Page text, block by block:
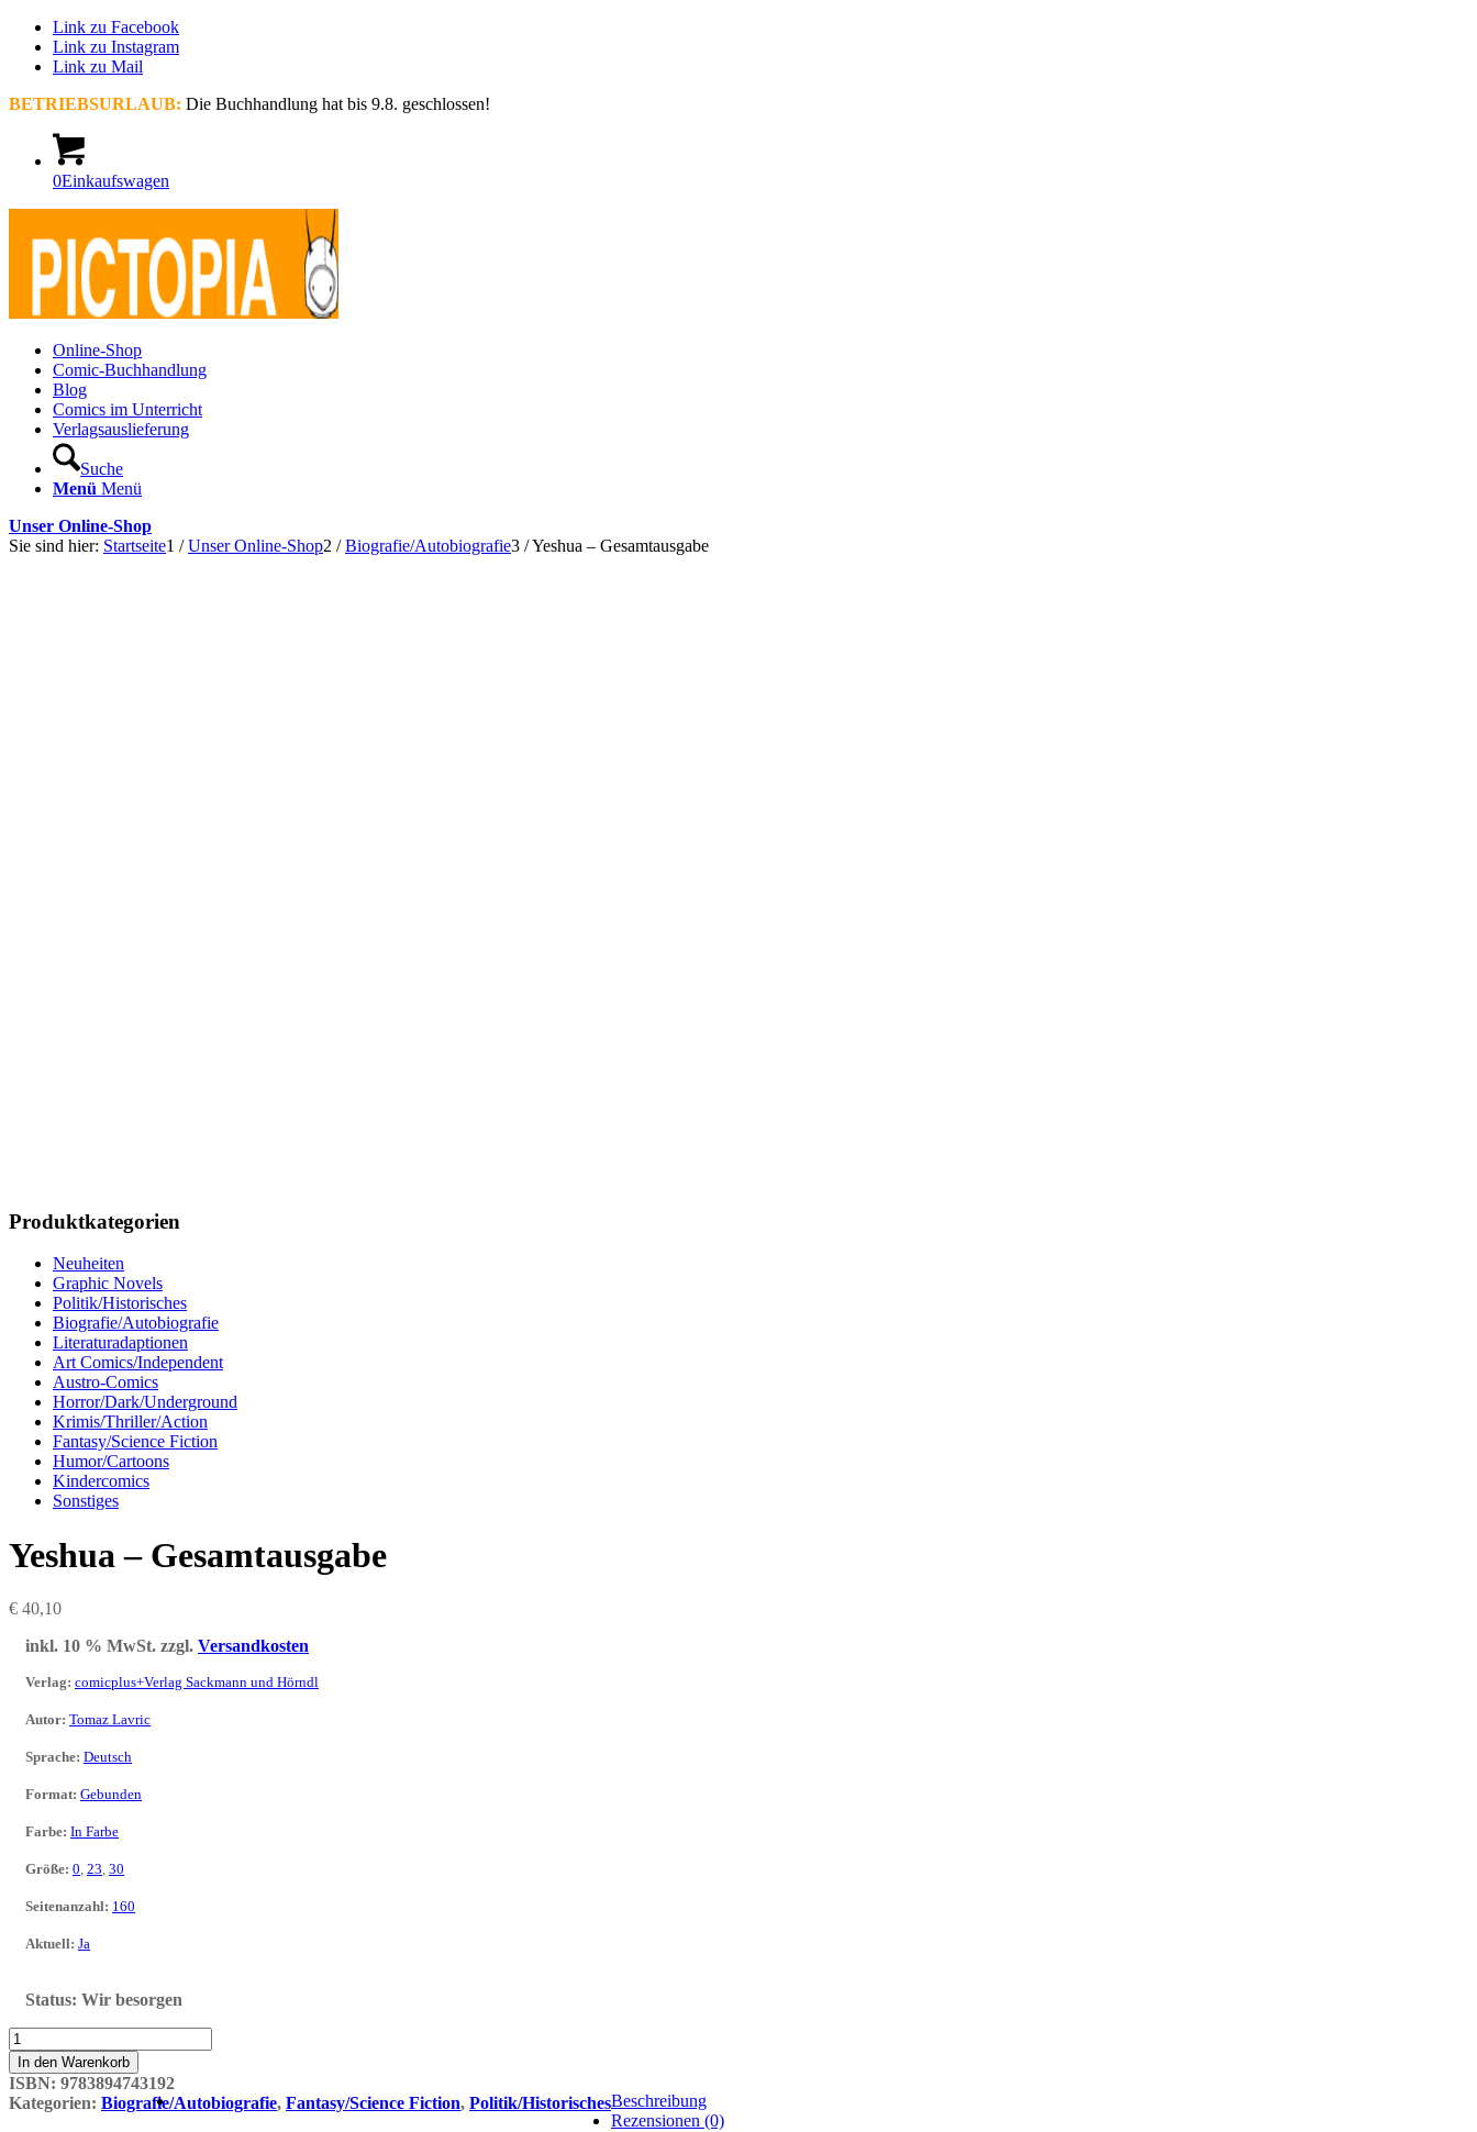
Link zu Facebook
Link zu Instagram
Link zu Mail
BETRIEBSURLAUB: Die Buchhandlung hat bis 9.8. geschlossen!
0Einkaufswagen
Online-Shop
Comic-Buchhandlung
Blog
Comics im Unterricht
Verlagsauslieferung
Suche
Menü Menü
Unser Online-Shop
Sie sind hier: Startseite1 / Unser Online-Shop2 / Biografie/Autobiografie3 /Yeshua – Gesamtausgabe
Produktkategorien
Neuheiten
Graphic Novels
Politik/Historisches
Biografie/Autobiografie
Literaturadaptionen
Art Comics/Independent
Austro-Comics
Horror/Dark/Underground
Krimis/Thriller/Action
Fantasy/Science Fiction
Humor/Cartoons
Kindercomics
Sonstiges
Yeshua – Gesamtausgabe
€ 40,10
inkl. 10 % MwSt. zzgl. Versandkosten
Verlag: comicplus+Verlag Sackmann und Hörndl
Autor: Tomaz Lavric
Sprache: Deutsch
Format: Gebunden
Farbe: In Farbe
Größe: 0, 23, 30
Seitenanzahl: 160
Aktuell: Ja
Status: Wir besorgen
Yeshua
-
Gesamtausgabe
Menge
In den Warenkorb
ISBN: 9783894743192
Kategorien: Biografie/Autobiografie, Fantasy/Science Fiction, Politik/HistorischesBeschreibung
Rezensionen (0)